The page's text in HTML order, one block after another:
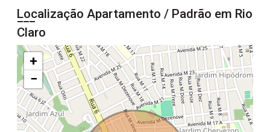
Localização Apartamento / Padrão em Rio
Claro
+
−